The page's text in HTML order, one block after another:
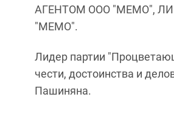
АГЕНТОМ ООО "МЕМО",
"МЕМО".
Лидер партии
чести, достоинства и
Пашиняна.